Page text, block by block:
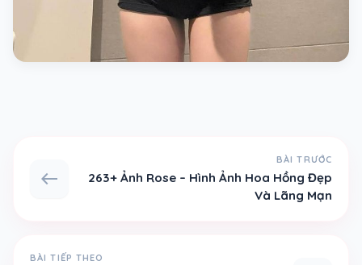
BÀI TRƯỚC
263+ Ảnh Rose – Hình Ảnh Hoa Hồng Đẹp
Và Lãng Mạn
west
BÀI TIẾP THEO